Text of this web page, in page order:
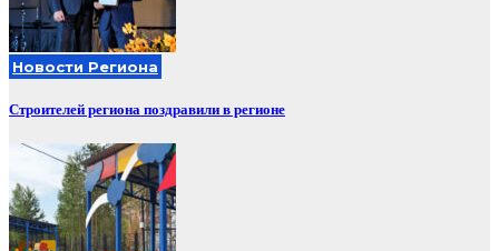
Новости Региона
Строителей региона поздравили в регионе